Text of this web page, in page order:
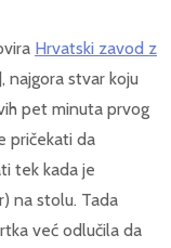
Hrvatski zavod z
najgora stvar koju
pet minuta prvog
pričekati da
tek kada je
na stolu. Tada
već odlučila da